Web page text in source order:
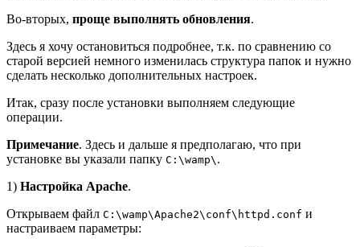
Во-вторых, проще выполнять обновления.
Здесь я хочу остановиться подробнее, т.к. по сравнению со
старой версией немного изменилась структура папок и нужно
сделать несколько дополнительных настроек.
Итак, сразу после установки выполняем следующие
операции.
Примечание. Здесь и дальше я предполагаю, что при
установке вы указали папку C:\wamp\ .
1) Настройка Apache.
Открываем файл C:\wamp\Apache2\conf\httpd.conf и
настраиваем параметры: